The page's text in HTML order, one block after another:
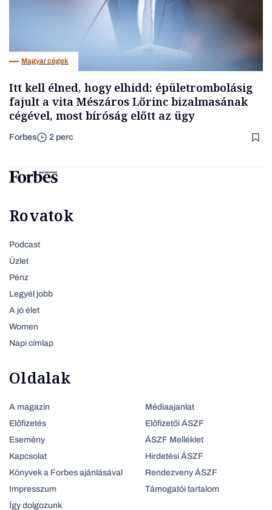
Magyar cégek
Itt kell élned, hogy elhidd: épületrombolásig
fajult a vita Mészáros Lőrinc bizalmasának
cégével, most bíróság előtt az ügy
Forbes 2 perc
Rovatok
Podcast
Üzlet
Pénz
Legyél jobb
A jó élet
Women
Napi címlap
Oldalak
A magazin
Előfizetés
Esemény
Kapcsolat
Könyvek a Forbes ajánlásával
Impresszum
Így dolgozunk
Médiaajanlat
Előfizetői ÁSZF
ÁSZF Melléklet
Hirdetési ÁSZF
Rendezveny ÁSZF
Támogatói tartalom